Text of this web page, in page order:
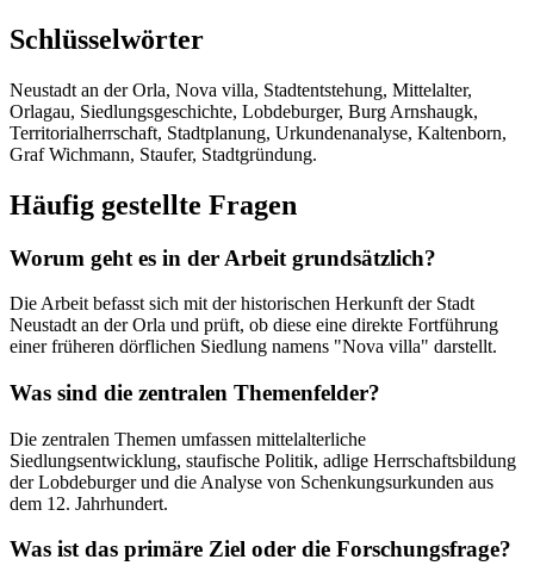
Schlüsselwörter
Neustadt an der Orla, Nova villa, Stadtentstehung, Mittelalter,
Orlagau, Siedlungsgeschichte, Lobdeburger, Burg Arnshaugk,
Territorialherrschaft, Stadtplanung, Urkundenanalyse, Kaltenborn,
Graf Wichmann, Staufer, Stadtgründung.
Häufig gestellte Fragen
Worum geht es in der Arbeit grundsätzlich?
Die Arbeit befasst sich mit der historischen Herkunft der Stadt
Neustadt an der Orla und prüft, ob diese eine direkte Fortführung
einer früheren dörflichen Siedlung namens "Nova villa" darstellt.
Was sind die zentralen Themenfelder?
Die zentralen Themen umfassen mittelalterliche
Siedlungsentwicklung, staufische Politik, adlige Herrschaftsbildung
der Lobdeburger und die Analyse von Schenkungsurkunden aus
dem 12. Jahrhundert.
Was ist das primäre Ziel oder die Forschungsfrage?